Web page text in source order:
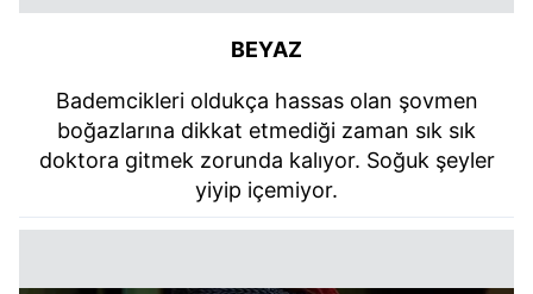
BEYAZ
Bademcikleri oldukça hassas olan şovmen
boğazlarına dikkat etmediği zaman sık sık
doktora gitmek zorunda kalıyor. Soğuk şeyler
yiyip içemiyor.